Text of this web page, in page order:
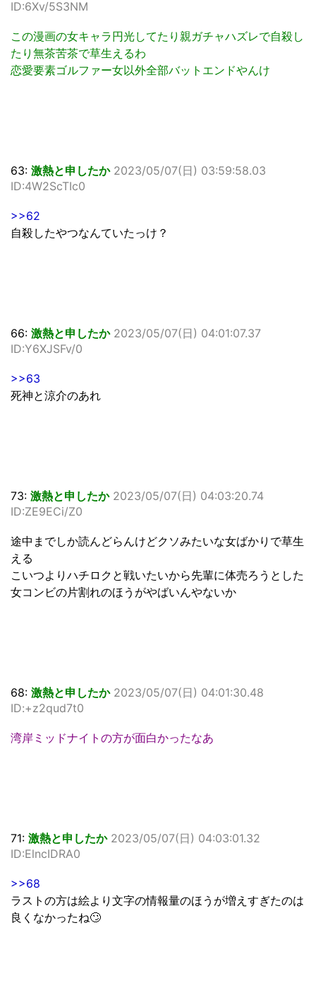
ID:6Xv/5S3NM
この漫画の女キャラ円光してたり親ガチャハズレで自殺し
たり無茶苦茶で草生えるわ
恋愛要素ゴルファー女以外全部バットエンドやんけ
63: 激熱と申したか 2023/05/07(日) 03:59:58.03
ID:4W2ScTIc0
>>62
自殺したやつなんていたっけ？
66: 激熱と申したか 2023/05/07(日) 04:01:07.37
ID:Y6XJSFv/0
>>63
死神と涼介のあれ
73: 激熱と申したか 2023/05/07(日) 04:03:20.74
ID:ZE9ECi/Z0
途中までしか読んどらんけどクソみたいな女ばかりで草生
える
こいつよりハチロクと戦いたいから先輩に体売ろうとした
女コンビの片割れのほうがやばいんやないか
68: 激熱と申したか 2023/05/07(日) 04:01:30.48
ID:+z2qud7t0
湾岸ミッドナイトの方が面白かったなあ
71: 激熱と申したか 2023/05/07(日) 04:03:01.32
ID:ElncIDRA0
>>68
ラストの方は絵より文字の情報量のほうが増えすぎたのは
良くなかったね🙄